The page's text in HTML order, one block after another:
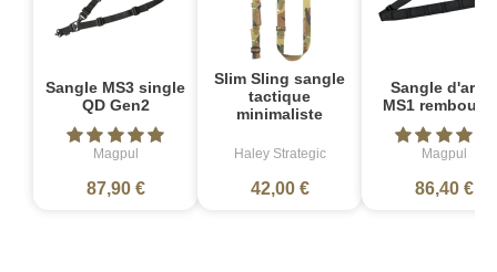
Sangle MS3 single
QD Gen2
Magpul
87,90 €
Slim Sling sangle
tactique
minimaliste
Haley Strategic
42,00 €
Sangle d'arme
MS1
Magpul
86,40 €